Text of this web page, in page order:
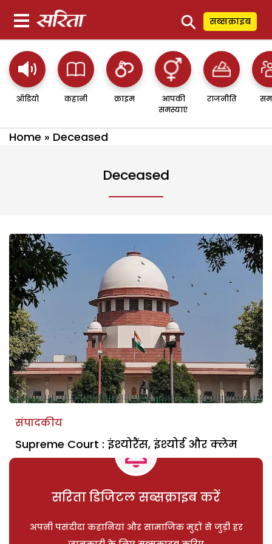
⚲ सब्सक्राइब
ऑडियो कहानी क्राइम
आपकी
समस्याएं
राजनीति
Home » Deceased
Deceased
संपादकीय
Supreme Court : इंश्योरैंस, इंश्योर्ड और क्लेम
सरिता डिजिटल सब्सक्राइब करें
अपनी पसंदीदा कहानियां और सामाजिक मुद्दों से जुड़ी हर